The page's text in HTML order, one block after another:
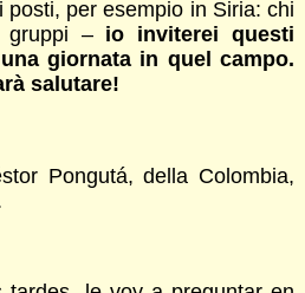
per esempio in Siria: chi
– io inviterei questi
giornata in quel campo.
salutare!
Pongutá, della Colombia,